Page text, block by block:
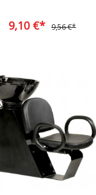
9,10 €* 9,56 €*